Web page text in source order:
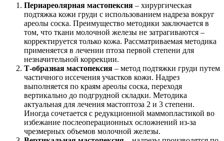
Периареолярная мастопексия – хирургическая
подтяжка кожи груди с использованием надреза вокруг
ареолы соска. Преимущество методики заключается в
том, что ткани молочной железы не затрагиваются –
корректируется только кожа. Рассматриваемая методика
применяется в лечении птоза первой степени для
незначительной коррекции.
Т-образная мастопексия – метод подтяжки груди путем
частичного иссечения участков кожи. Надрез
выполняется по краям ареолы соска, переходя
вертикально до подгрудной складки. Методика
актуальная для лечения мастоптоза 2 и 3 степени.
Иногда сочетается с редукционной маммопластикой во
избежание послеоперационных осложнений из-за
чрезмерных объемов молочной железы.